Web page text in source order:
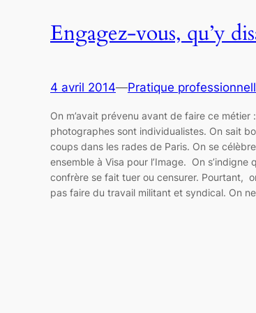
Engagez-vous, qu’y
4 avril 2014—Pratique
On m’avait prévenu avant de faire ce métier
photographes sont individualistes. On sait
coups dans les rades de Paris. On se
ensemble à Visa pour l’Image. On s’indigne
confrère se fait tuer ou censurer. Pourtant,
pas faire du travail militant et syndical. On